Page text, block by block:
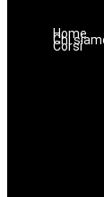
Home
Chi
Corsi